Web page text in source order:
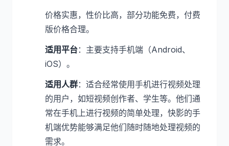
价格实惠，性价比高，部分功能免费，付费
版价格合理。
适用平台：主要支持手机端（Android、
iOS）。
适用人群：适合经常使用手机进行视频处理
的用户，如短视频创作者、学生等。他们通
常在手机上进行视频的简单处理，快影的手
机端优势能够满足他们随时随地处理视频的
需求。